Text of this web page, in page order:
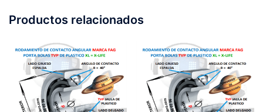
Productos relacionados